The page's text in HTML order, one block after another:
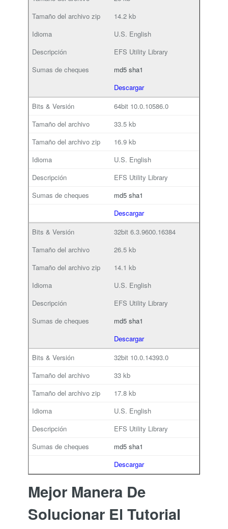
14.2 kb
U.S. English
EFS Utility Library
md5 sha1
Descargar
64bit 10.0.10586.0
33.5 kb
16.9 kb
U.S. English
EFS Utility Library
md5 sha1
Descargar
32bit 6.3.9600.16384
26.5 kb
14.1 kb
U.S. English
EFS Utility Library
md5 sha1
Descargar
32bit 10.0.14393.0
33 kb
17.8 kb
U.S. English
EFS Utility Library
md5 sha1
Descargar
Mejor Manera De
Solucionar El Tutorial